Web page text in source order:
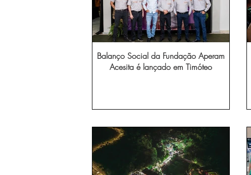
Balanço Social da Fundação Aperam
Acesita é lançado em Timóteo